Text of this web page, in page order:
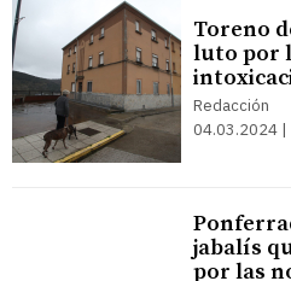
Toreno
luto por
Redacción
04.03.2024 |
jabalís
por las